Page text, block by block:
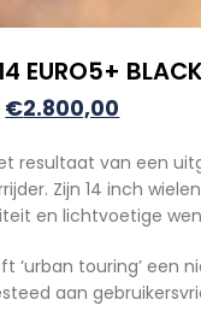
EURO5+
Oorspronkelijke
was:
€2.978,00.
€2.800,00
is:
resultaat van een
Zijn 14 inch
en lichtvoetige
‘urban touring’ een
aan